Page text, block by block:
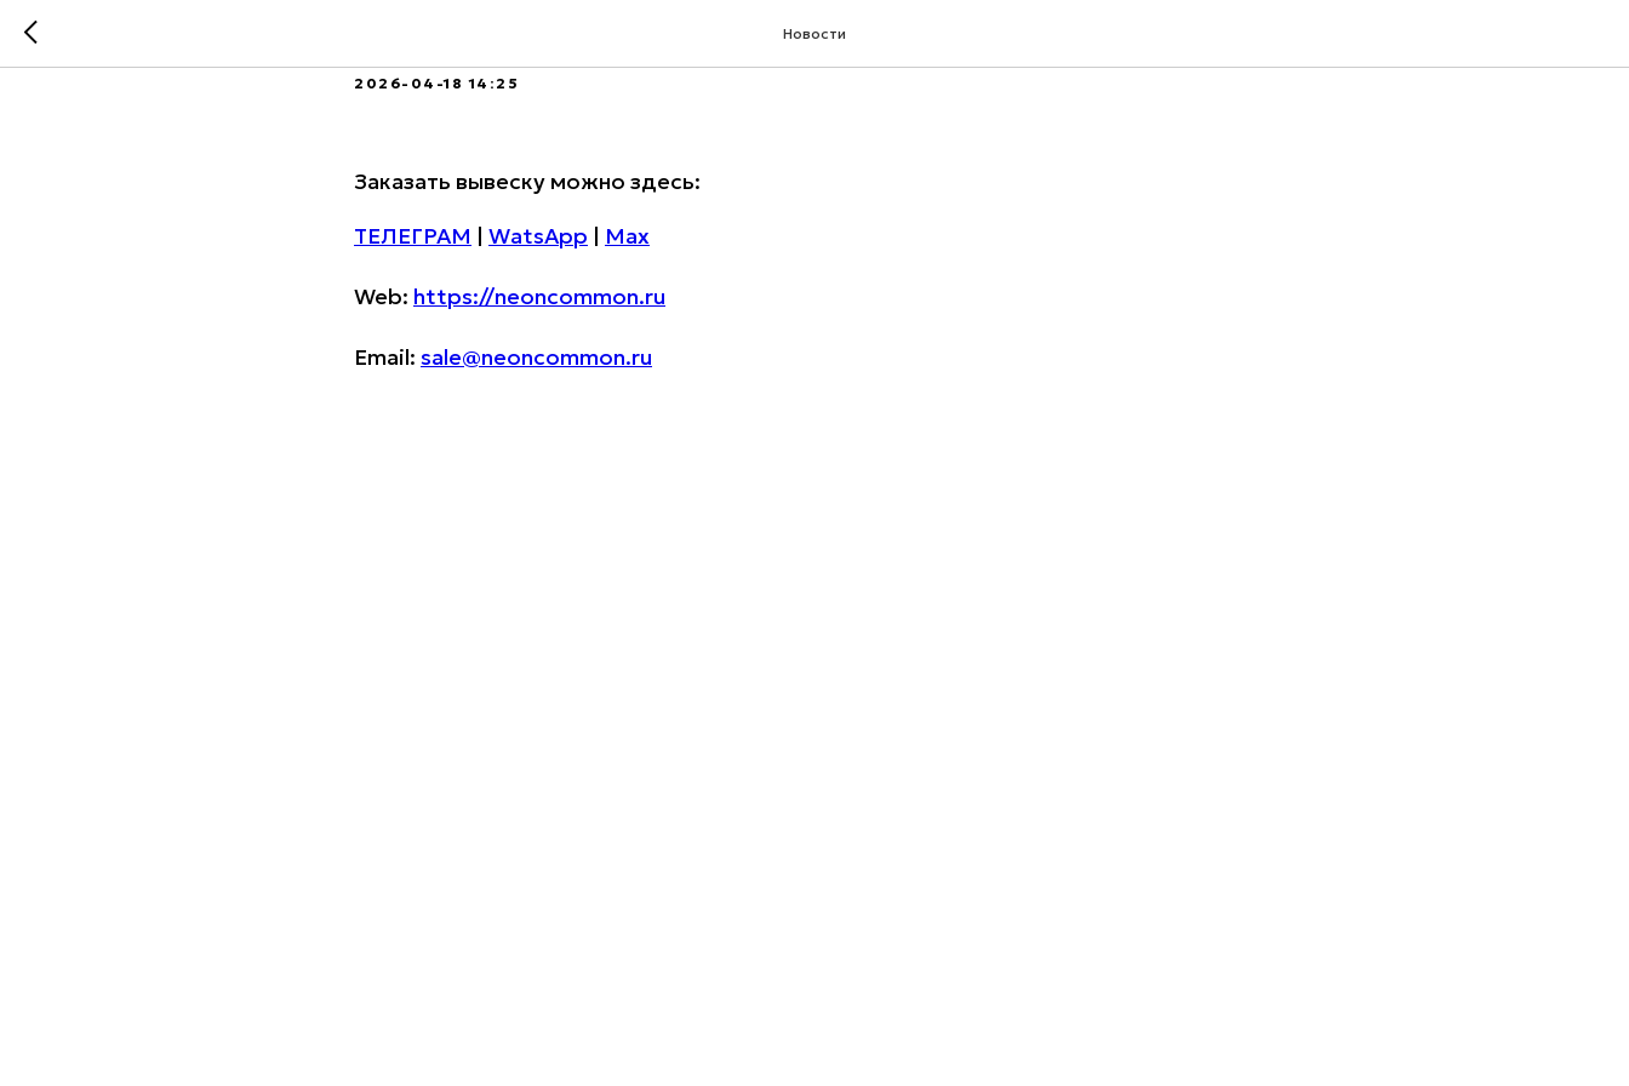
Новости
Магазин автозапчастей
2026-04-18 14:25
Заказать вывеску можно здесь:
ТЕЛЕГРАМ | WatsApp | Max
Web: https://neoncommon.ru
Email: sale@neoncommon.ru